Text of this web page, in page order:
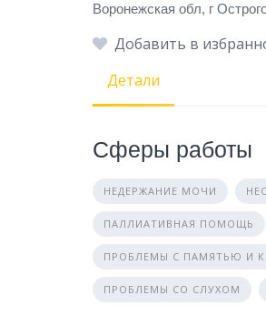
Воронежская обл, г
Добавить в
Детали
Сферы работы
НЕДЕРЖАНИЕ МОЧИ
ПАЛЛИАТИВНАЯ ПОМОЩЬ
ПРОБЛЕМЫ С ПАМЯТЬЮ И
ПРОБЛЕМЫ СО СЛУХОМ